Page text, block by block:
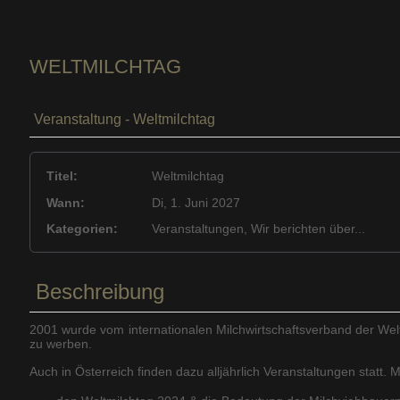
WELTMILCHTAG
Veranstaltung - Weltmilchtag
Titel:
Weltmilchtag
Wann:
Di, 1. Juni 2027
Kategorien:
Veranstaltungen, Wir berichten über...
Beschreibung
2001 wurde vom internationalen Milchwirtschaftsverband der
zu werben.
Auch in Österreich finden dazu alljährlich Veranstaltungen statt.